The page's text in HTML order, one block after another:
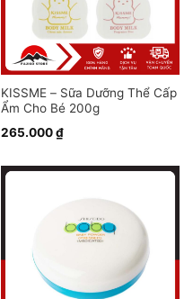
KISSME – Sữa Dưỡng Thể Cấp
Ẩm Cho Bé 200g
265.000₫